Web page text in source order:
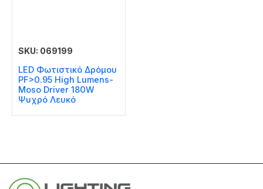
SKU: 069199
LED Φωτιστικό Δρόμου
PF>0.95 High Lumens-
Moso Driver 180W
Ψυχρό Λευκό